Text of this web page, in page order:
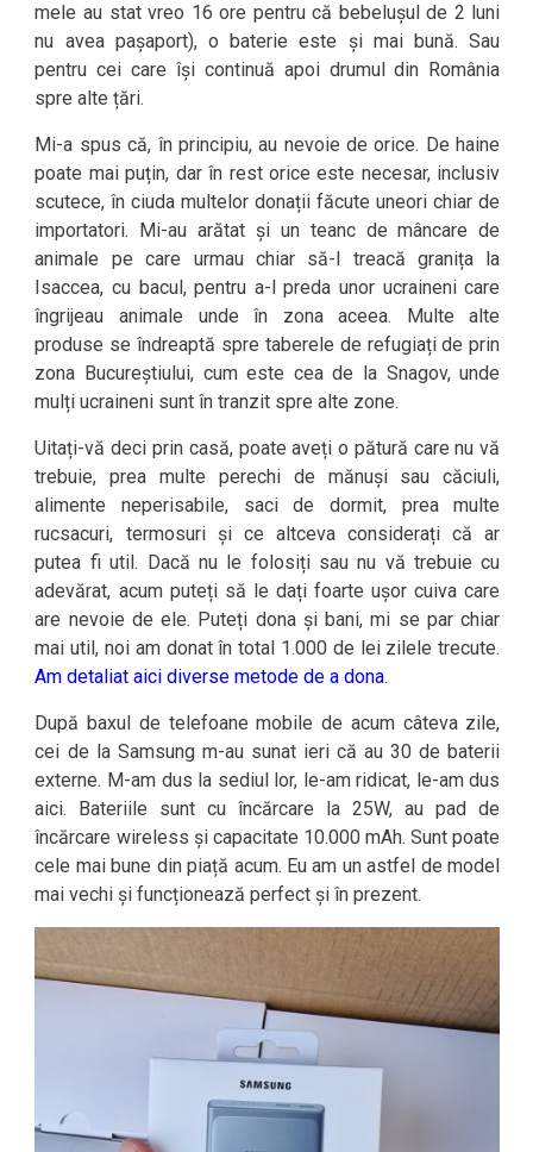
mele au stat vreo 16 ore pentru că bebelușul de 2 luni
nu avea pașaport), o baterie este și mai bună. Sau
pentru cei care își continuă apoi drumul din România
spre alte țări.
Mi-a spus că, în principiu, au nevoie de orice. De haine
poate mai puțin, dar în rest orice este necesar, inclusiv
scutece, în ciuda multelor donații făcute uneori chiar de
importatori. Mi-au arătat și un teanc de mâncare de
animale pe care urmau chiar să-l treacă granița la
Isaccea, cu bacul, pentru a-l preda unor ucraineni care
îngrijeau animale unde în zona aceea. Multe alte
produse se îndreaptă spre taberele de refugiați de prin
zona Bucureștiului, cum este cea de la Snagov, unde
mulți ucraineni sunt în tranzit spre alte zone.
Uitați-vă deci prin casă, poate aveți o pătură care nu vă
trebuie, prea multe perechi de mănuși sau căciuli,
alimente neperisabile, saci de dormit, prea multe
rucsacuri, termosuri și ce altceva considerați că ar
putea fi util. Dacă nu le folosiți sau nu vă trebuie cu
adevărat, acum puteți să le dați foarte ușor cuiva care
are nevoie de ele. Puteți dona și bani, mi se par chiar
mai util, noi am donat în total 1.000 de lei zilele trecute.
Am detaliat aici diverse metode de a dona.
După baxul de telefoane mobile de acum câteva zile,
cei de la Samsung m-au sunat ieri că au 30 de baterii
externe. M-am dus la sediul lor, le-am ridicat, le-am dus
aici. Bateriile sunt cu încărcare la 25W, au pad de
încărcare wireless și capacitate 10.000 mAh. Sunt poate
cele mai bune din piață acum. Eu am un astfel de model
mai vechi și funcționează perfect și în prezent.